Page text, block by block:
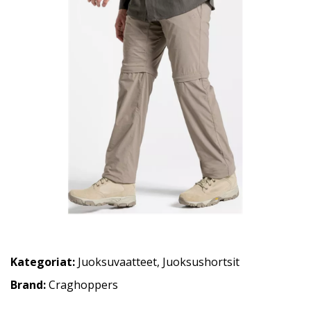
Kategoriat: Juoksuvaatteet, Juoksushortsit
Brand:Craghoppers